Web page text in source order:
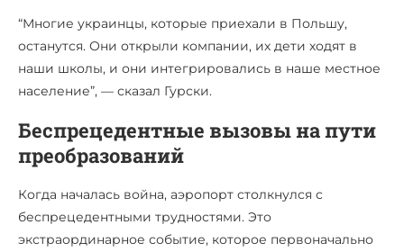
“Многие украинцы, которые приехали в Польшу,
останутся. Они открыли компании, их дети ходят в
наши школы, и они интегрировались в наше местное
население”, — сказал Гурски.
Беспрецедентные вызовы на пути
преобразований
Когда началась война, аэропорт столкнулся с
беспрецедентными трудностями. Это
экстраординарное событие, которое первоначально